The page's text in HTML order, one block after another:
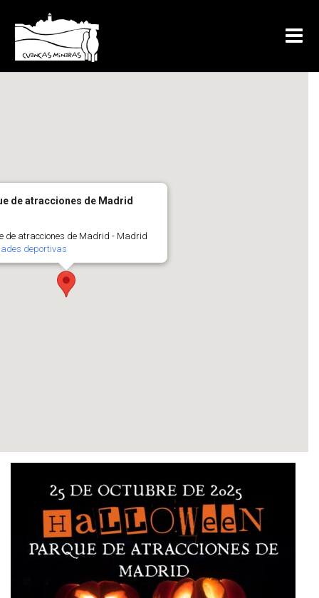
de atracciones de Madrid
de atracciones de Madrid - Madrid
deportivas